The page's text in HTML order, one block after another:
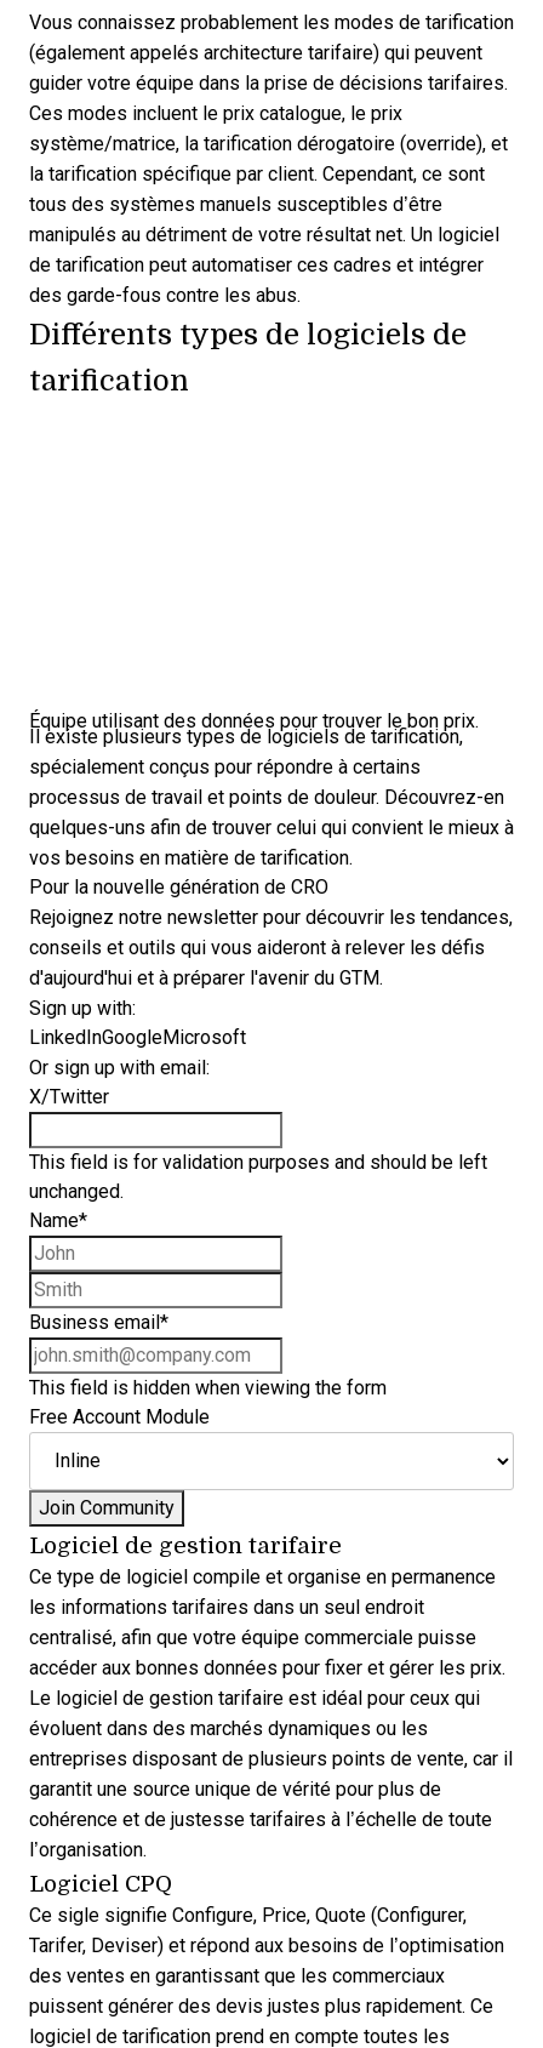
Vous connaissez probablement les modes de tarification
(également appelés architecture tarifaire) qui peuvent
guider votre équipe dans la prise de décisions tarifaires.
Ces modes incluent le prix catalogue, le prix
système/matrice, la tarification dérogatoire (override), et
la tarification spécifique par client. Cependant, ce sont
tous des systèmes manuels susceptibles d’être
manipulés au détriment de votre résultat net. Un logiciel
de tarification peut automatiser ces cadres et intégrer
des garde-fous contre les abus.
Différents types de logiciels de
tarification
Équipe utilisant des données pour trouver le bon prix.
Il existe plusieurs types de logiciels de tarification,
spécialement conçus pour répondre à certains
processus de travail et points de douleur. Découvrez-en
quelques-uns afin de trouver celui qui convient le mieux à
vos besoins en matière de tarification.
Pour la nouvelle génération de CRO
Rejoignez notre newsletter pour découvrir les tendances,
conseils et outils qui vous aideront à relever les défis
d'aujourd'hui et à préparer l'avenir du GTM.
Sign up with:
LinkedInGoogleMicrosoft
Or sign up with email:
X/Twitter
This field is for validation purposes and should be left
unchanged.
Name*
Business email *
This field is hidden when viewing the form
Free Account Module
Logiciel de gestion tarifaire
Ce type de logiciel compile et organise en permanence
les informations tarifaires dans un seul endroit
centralisé, afin que votre équipe commerciale puisse
accéder aux bonnes données pour fixer et gérer les prix.
Le logiciel de gestion tarifaire est idéal pour ceux qui
évoluent dans des marchés dynamiques ou les
entreprises disposant de plusieurs points de vente, car il
garantit une source unique de vérité pour plus de
cohérence et de justesse tarifaires à l’échelle de toute
l’organisation.
Logiciel CPQ
Ce sigle signifie Configure, Price, Quote (Configurer,
Tarifer, Deviser) et répond aux besoins de l’optimisation
des ventes en garantissant que les commerciaux
puissent générer des devis justes plus rapidement. Ce
logiciel de tarification prend en compte toutes les